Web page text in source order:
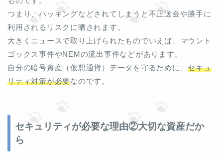
つまり、ハッキングなどされてしまうと不正送金や勝手に
利用されるリスクに晒されます。
大きくニュースで取り上げられたものでいえば、マウント
ゴックス事件やNEMの流出事件などがあります。
自分の暗号資産（仮想通貨）データを守るために、セキュ
リティ対策が必要なのです。
セキュリティが必要な理由②大切な資産だか
ら